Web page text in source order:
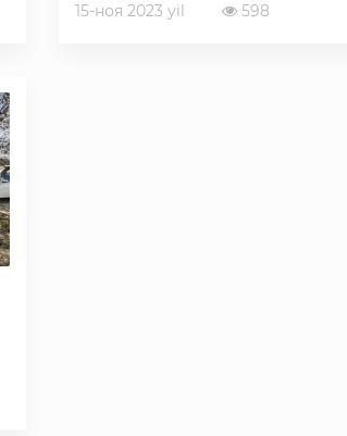
15-ноя 2023 yil 598